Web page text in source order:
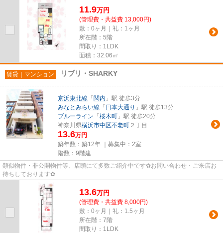
11.9万円
(管理費・共益費 13,000円)
敷：0ヶ月｜礼：1ヶ月
所在階：5階
間取り：1LDK
面積：32.06㎡
賃貸｜マンション リブリ・SHARKY
京浜東北線 「 関内 」駅 徒歩3分
みなとみらい線 「 日本大通り 」駅 徒歩13分
ブルーライン 「 桜木町 」駅 徒歩20分
神奈川県横浜市中区不老町 ２丁目
13.6万円
築年数：築12年 ｜募集中： 2室
階数：9階建
類似物件・非公開物件等、店頭にて多数ご紹介中です✿お問い合わせ・ご来店お
待ちしております✿
13.6万円
(管理費・共益費 8,000円)
敷：0ヶ月｜礼：1.5ヶ月
所在階：7階
間取り：1LDK